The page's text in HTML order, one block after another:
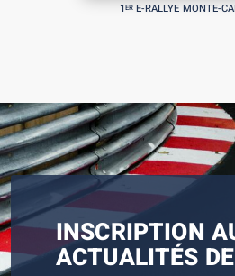
1ER E-RALLYE MONTE-
INSCRIPTION
ACTUALITÉS